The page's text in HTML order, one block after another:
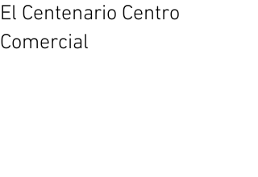
El Centenario Centro
Comercial